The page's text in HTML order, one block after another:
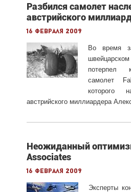
Разбился самолет
австрийского
16 февраля 2009
Во время
потерпел
самолет
которого
австрийского миллиардера
Неожиданный
Associates
16 февраля 2009
Эксперты